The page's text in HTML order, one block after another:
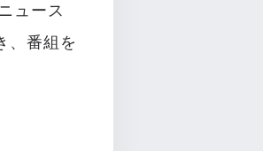
ュース
、番組を